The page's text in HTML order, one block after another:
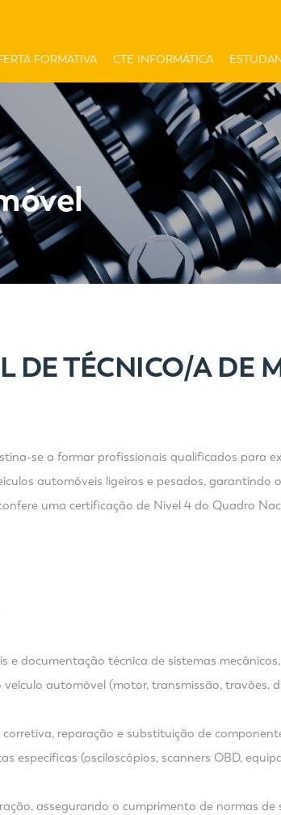
FORMATIVA CTE INFORMÁTICA
DE TÉCNICO/A DE
se a formar profissionais qualificados para
automóveis ligeiros e pesados,
uma certificação de Nível 4 do Quadro
documentação técnica de sistemas
automóvel (motor, transmissão, travões,
reparação e substituição de
específicas (osciloscópios, scanners OBD,
assegurando o cumprimento de normas de